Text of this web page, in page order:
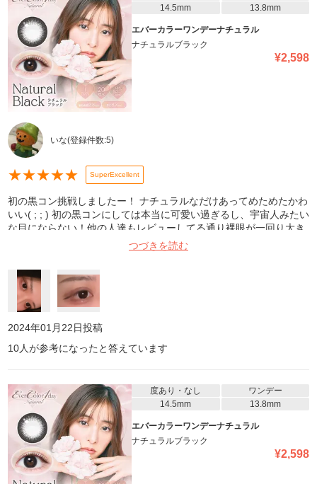
14.5mm
13.8mm
エバーカラーワンデーナチュラル
ナチュラルブラック
¥2,598
いな(登録件数:5)
★★★★★ SuperExcellent
初の黒コン挑戦しましたー！ ナチュラルなだけあってめためたかわ
いい( ; ; ) 初の黒コンにしては本当に可愛い過ぎるし、宇宙人みたい
な目にならない！他の人達もレビューしてる通り裸眼が一回り大き
くなる感じ|･･)💭 ナチュラルメイクとか地雷メイクとかどのメイク
に似合いそうなカラコンだなぁって思った🙌🏻♡ リピ確定です！！
つづきを読む
2024年01月22日投稿
10人が参考になったと答えています
度あり・なし
ワンデー
14.5mm
13.8mm
エバーカラーワンデーナチュラル
ナチュラルブラック
¥2,598